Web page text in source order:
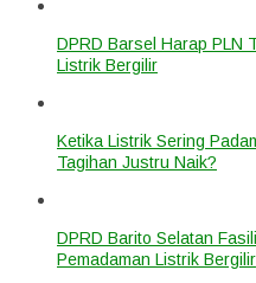
DPRD Barsel Harap PLN
Listrik Bergilir
Ketika Listrik Sering
Tagihan Justru Naik?
DPRD Barito Selatan
Pemadaman Listrik Bergilir